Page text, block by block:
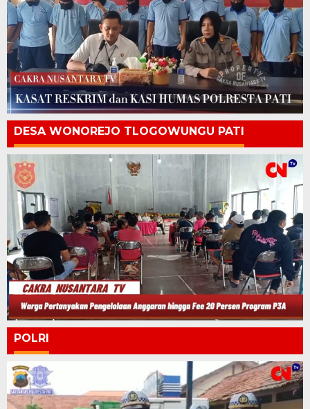
DESA WONOREJO TLOGOWUNGU PATI
POLRI